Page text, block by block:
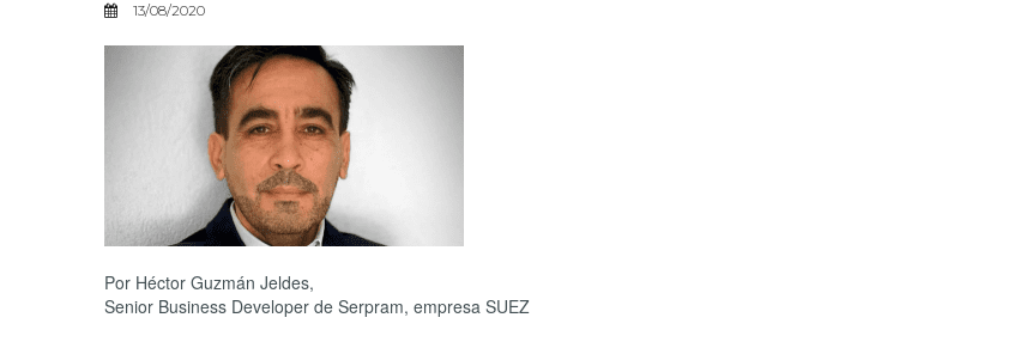
13/08/2020
Por Héctor Guzmán Jeldes,
Senior Business Developer de Serpram, empresa SUEZ